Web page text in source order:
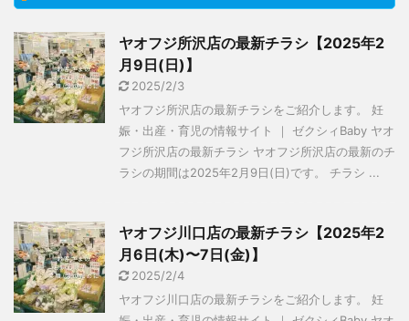
ヤオフジ所沢店の最新チラシ【2025年2
月9日(日)】
2025/2/3
ヤオフジ所沢店の最新チラシをご紹介します。 妊
娠・出産・育児の情報サイト ｜ ゼクシィBaby ヤオ
フジ所沢店の最新チラシ ヤオフジ所沢店の最新のチ
ラシの期間は2025年2月9日(日)です。 チラシ ...
ヤオフジ川口店の最新チラシ【2025年2
月6日(木)〜7日(金)】
2025/2/4
ヤオフジ川口店の最新チラシをご紹介します。 妊